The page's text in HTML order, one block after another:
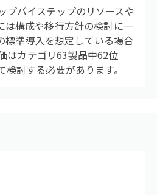
プバイステップのリソースや
は構成や移行方針の検討に一
標準導入を想定している場合
はカテゴリ63製品中62位
討する必要があります。